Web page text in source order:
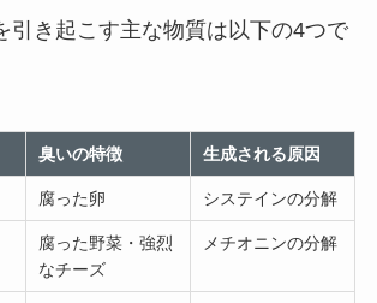
引き起こす主な物質は以下の4つで
臭いの特徴 生成される原因
腐った卵 システインの分解
腐った野菜・強烈
なチーズ
メチオニンの分解